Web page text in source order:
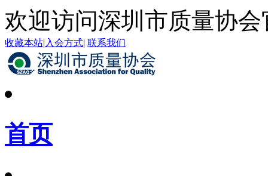
欢迎访问深圳市质量协会
收藏本站| 入会方式| 联系我们
首页